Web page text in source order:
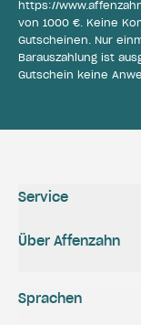
https://
von 1000 €. Keine
Gutscheinen. Nur
Barauszahlung ist
Gutschein keine
Service
Über Affenzahn
Sprachen